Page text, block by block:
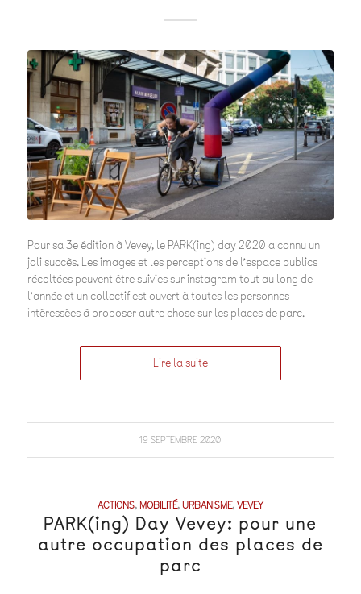
Pour sa 3e édition à Vevey, le PARK(ing) day 2020 a connu un
joli succès. Les images et les perceptions de l’espace publics
récoltées peuvent être suivies sur instagram tout au long de
l’année et un collectif est ouvert à toutes les personnes
intéressées à proposer autre chose sur les places de parc.
Lire la suite
19 SEPTEMBRE 2020
ACTIONS, MOBILITÉ,URBANISME,VEVEY
PARK(ing) Day Vevey: pour une
autre occupation des places de
parc